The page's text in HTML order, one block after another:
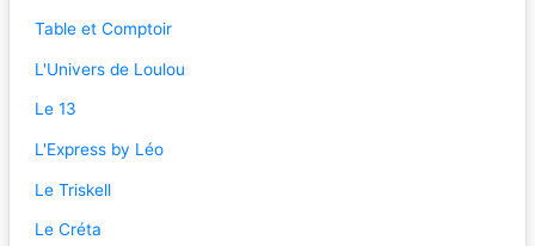
Table et Comptoir
L'Univers de Loulou
Le 13
L'Express by Léo
Le Triskell
Le Créta